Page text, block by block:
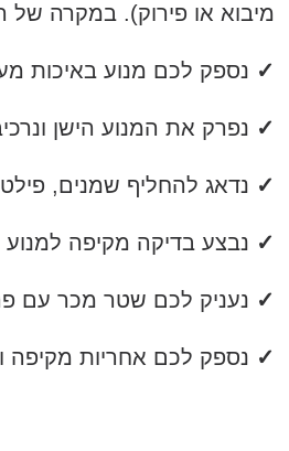
מיבוא או פירוק). במקרה של
✓ נספק לכם מנוע באיכות
✓ נפרק את המנוע הישן
✓ נדאג להחליף שמנים,
✓ נבצע בדיקה מקיפה
✓ נעניק לכם שטר מכר עם
✓ נספק לכם אחריות מקיפה